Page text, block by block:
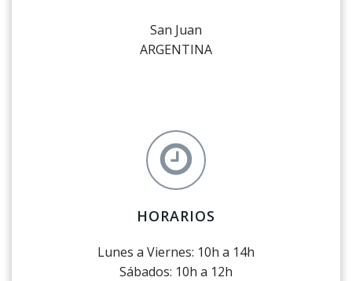
San Juan
ARGENTINA
HORARIOS
Lunes a Viernes: 10h a 14h
Sábados: 10h a 12h